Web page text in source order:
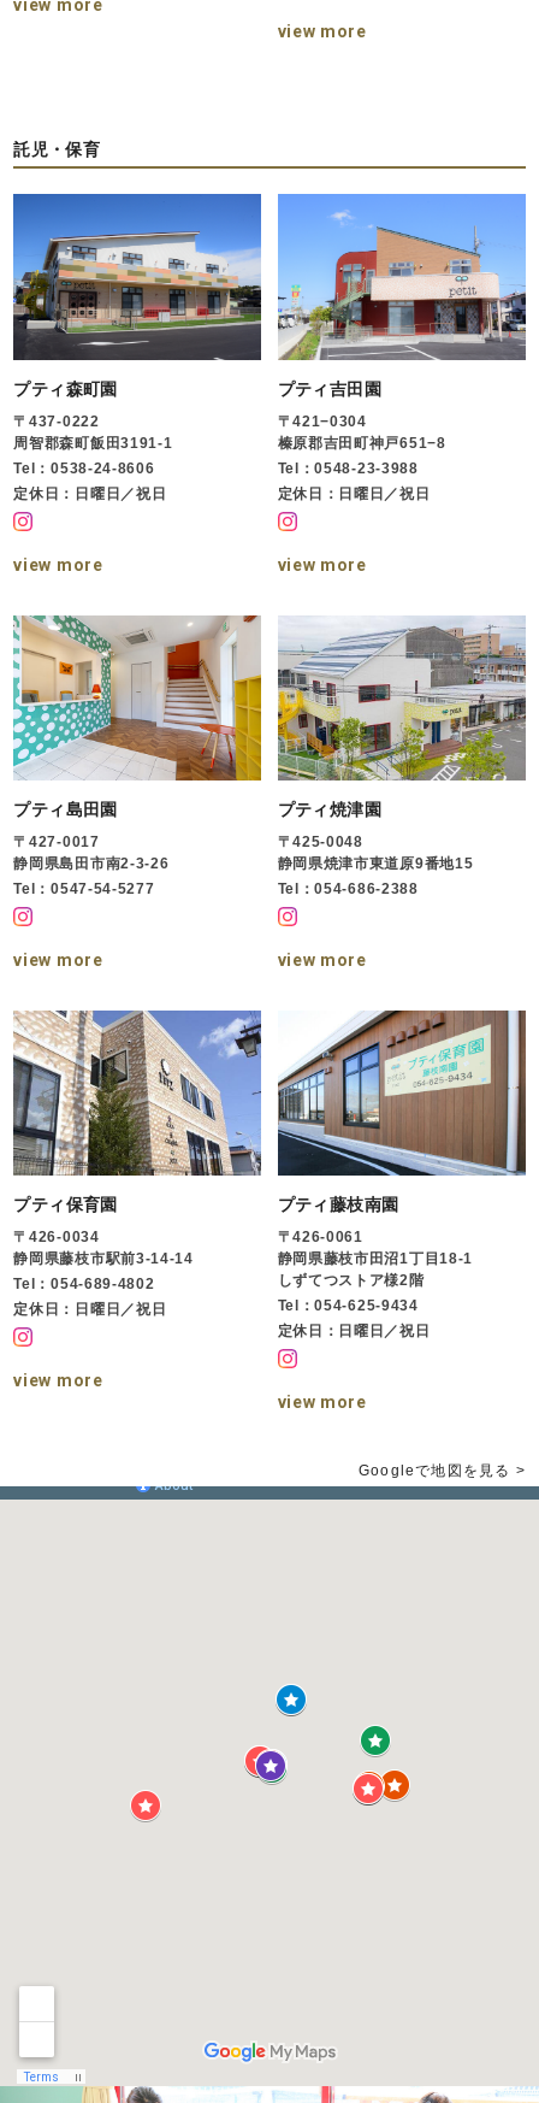
view more
view more
託児・保育
プティ森町園
〒437-0222
周智郡森町飯田3191-1
Tel：0538-24-8606
定休日：日曜日／祝日
view more
プティ吉田園
〒421−0304
榛原郡吉田町神戸651−8
Tel：0548-23-3988
定休日：日曜日／祝日
view more
プティ島田園
〒427-0017
静岡県島田市南2-3-26
Tel：0547-54-5277
view more
プティ焼津園
〒425-0048
静岡県焼津市東道原9番地15
Tel：054-686-2388
view more
プティ保育園
〒426-0034
静岡県藤枝市駅前3-14-14
Tel：054-689-4802
定休日：日曜日／祝日
view more
プティ藤枝南園
〒426-0061
静岡県藤枝市田沼1丁目18-1
しずてつストア様2階
Tel：054-625-9434
定休日：日曜日／祝日
view more
Googleで地図を見る >